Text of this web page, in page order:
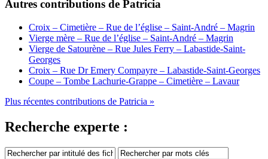
Autres contributions de Patricia
Croix – Cimetière – Rue de l’église – Saint-André – Magrin
Vierge mère – Rue de l’église – Saint-André – Magrin
Vierge de Satourène – Rue Jules Ferry – Labastide-Saint-
Georges
Croix – Rue Dr Emery Compayre – Labastide-Saint-Georges
Coupe – Tombe Lachurie-Grappe – Cimetière – Lavaur
Plus récentes contributions de Patricia »
Recherche experte :